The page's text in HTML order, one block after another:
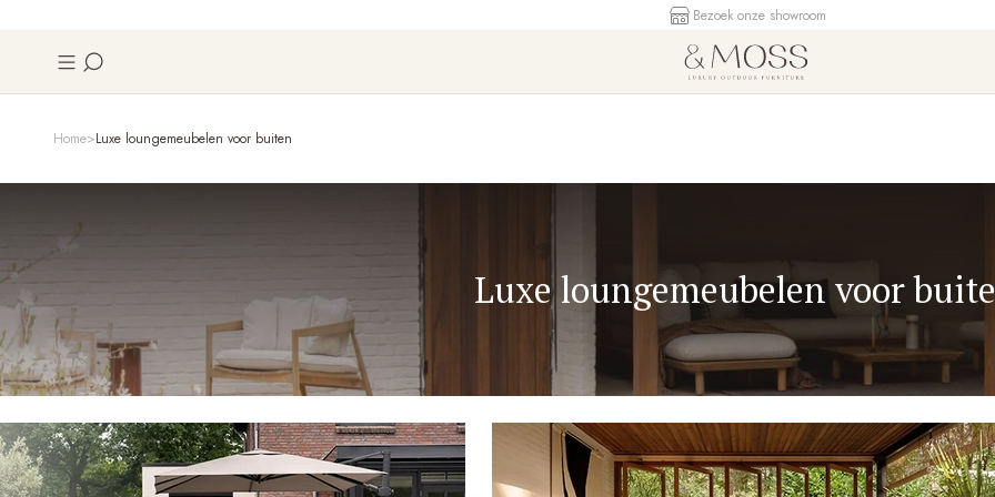
Klanten geven ons een 9.1
Home Luxe loungemeubelen voor buiten
Luxe loungemeubelen voor